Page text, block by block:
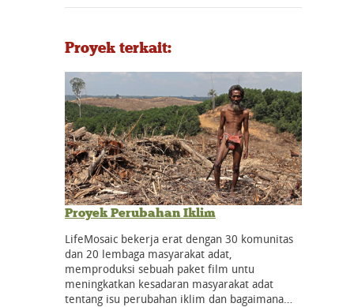
Proyek terkait:
Proyek Perubahan Iklim
LifeMosaic bekerja erat dengan 30 komunitas
dan 20 lembaga masyarakat adat,
memproduksi sebuah paket film untu
meningkatkan kesadaran masyarakat adat
tentang isu perubahan iklim dan bagaimana…